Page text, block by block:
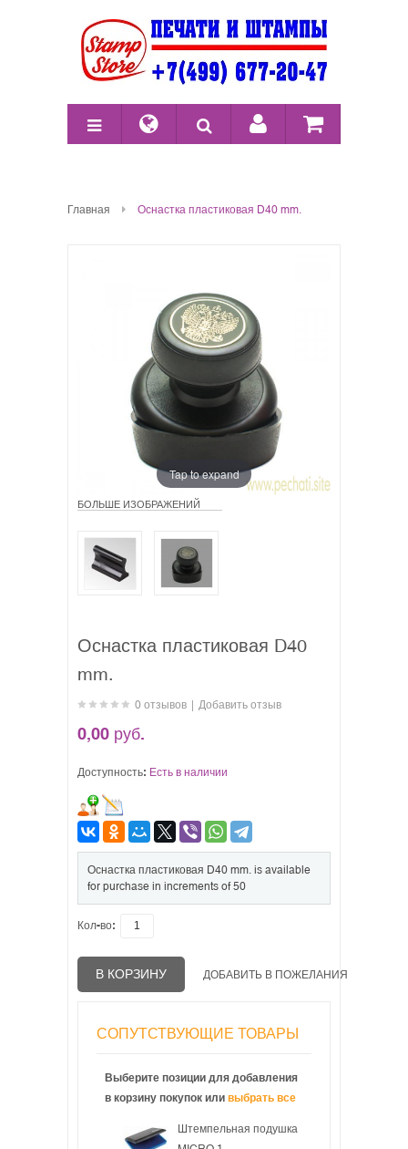
Главная Оснастка пластиковая D40 mm.
Tap to expand
БОЛЬШЕ ИЗОБРАЖЕНИЙ
Оснастка пластиковая D40
mm.
0 отзывов Добавить отзыв
0,00 руб.
Доступность: Есть в наличии
Оснастка пластиковая D40 mm. is available
for purchase in increments of 50
Кол-во:
В КОРЗИНУ ДОБАВИТЬ В ПОЖЕЛАНИЯ
СОПУТСТВУЮЩИЕ ТОВАРЫ
Выберите позиции для добавления
в корзину покупок или выбрать все
Штемпельная подушка